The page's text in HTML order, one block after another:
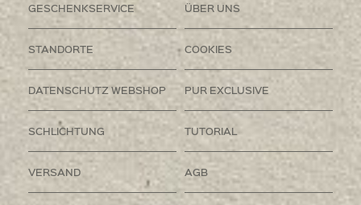
GESCHENKSERVICE ÜBER UNS
STANDORTE COOKIES
DATENSCHUTZ WEBSHOP PUR EXCLUSIVE
SCHLICHTUNG TUTORIAL
VERSAND AGB